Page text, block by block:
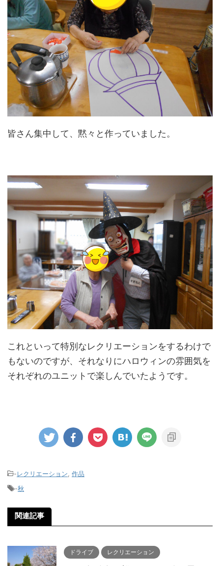
皆さん集中して、黙々と作っていました。
これといって特別なレクリエーションをするわけで
もないのですが、それなりにハロウィンの雰囲気を
それぞれのユニットで楽しんでいたようです。
-レクリエーション 作品
-秋
関連記事
ドライブ レクリエーション